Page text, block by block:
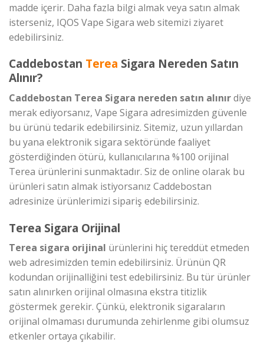
madde içerir. Daha fazla bilgi almak veya satın almak
isterseniz, IQOS Vape Sigara web sitemizi ziyaret
edebilirsiniz.
Caddebostan Terea Sigara Nereden Satın
Alınır?
Caddebostan Terea Sigara nereden satın alınırdiye
merak ediyorsanız, Vape Sigara adresimizden güvenle
bu ürünü tedarik edebilirsiniz. Sitemiz, uzun yıllardan
bu yana elektronik sigara sektöründe faaliyet
gösterdiğinden ötürü, kullanıcılarına %100 orijinal
Terea ürünlerini sunmaktadır. Siz de online olarak bu
ürünleri satın almak istiyorsanız Caddebostan
adresinize ürünlerimizi sipariş edebilirsiniz.
Terea Sigara Orijinal
Terea sigara orijinal ürünlerini hiç tereddüt etmeden
web adresimizden temin edebilirsiniz. Ürünün QR
kodundan orijinalliğini test edebilirsiniz. Bu tür ürünler
satın alınırken orijinal olmasına ekstra titizlik
göstermek gerekir. Çünkü, elektronik sigaraların
orijinal olmaması durumunda zehirlenme gibi olumsuz
etkenler ortaya çıkabilir.